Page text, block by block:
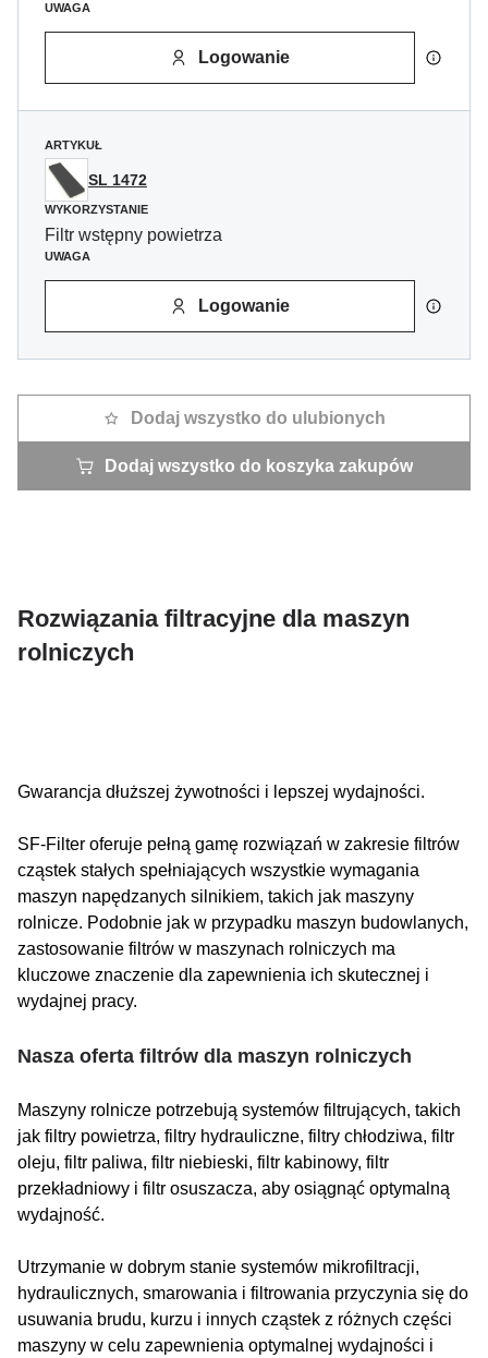
UWAGA
Logowanie
ARTYKUŁ
SL 1472
WYKORZYSTANIE
Filtr wstępny powietrza
UWAGA
Logowanie
Dodaj wszystko do ulubionych
Dodaj wszystko do koszyka zakupów
Rozwiązania filtracyjne dla maszyn
rolniczych
Gwarancja dłuższej żywotności i lepszej wydajności.
SF-Filter oferuje pełną gamę rozwiązań w zakresie filtrów
cząstek stałych spełniających wszystkie wymagania
maszyn napędzanych silnikiem, takich jak maszyny
rolnicze. Podobnie jak w przypadku maszyn budowlanych,
zastosowanie filtrów w maszynach rolniczych ma
kluczowe znaczenie dla zapewnienia ich skutecznej i
wydajnej pracy.
Nasza oferta filtrów dla maszyn rolniczych
Maszyny rolnicze potrzebują systemów filtrujących, takich
jak filtry powietrza, filtry hydrauliczne, filtry chłodziwa, filtr
oleju, filtr paliwa, filtr niebieski, filtr kabinowy, filtr
przekładniowy i filtr osuszacza, aby osiągnąć optymalną
wydajność.
Utrzymanie w dobrym stanie systemów mikrofiltracji,
hydraulicznych, smarowania i filtrowania przyczynia się do
usuwania brudu, kurzu i innych cząstek z różnych części
maszyny w celu zapewnienia optymalnej wydajności i